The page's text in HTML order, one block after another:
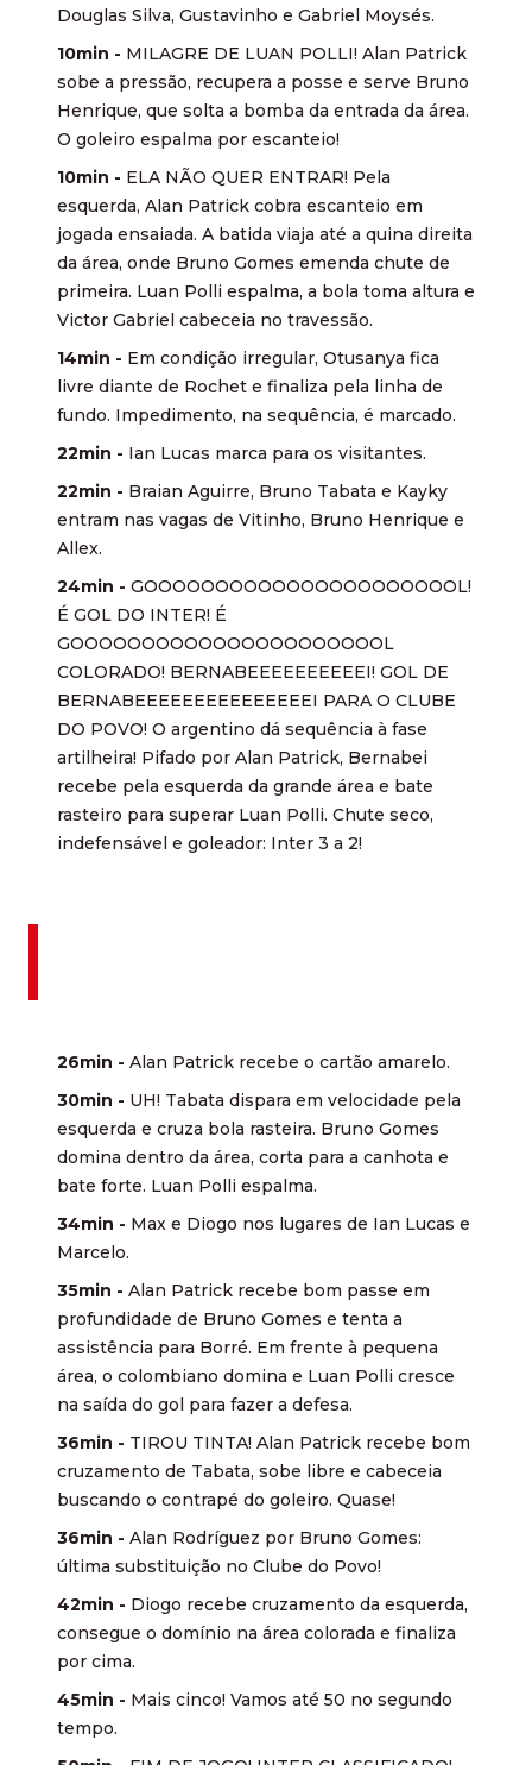
Douglas Silva, Gustavinho e Gabriel Moysés.
10min - MILAGRE DE LUAN POLLI! Alan Patrick
sobe a pressão, recupera a posse e serve Bruno
Henrique, que solta a bomba da entrada da área.
O goleiro espalma por escanteio!
10min - ELA NÃO QUER ENTRAR! Pela
esquerda, Alan Patrick cobra escanteio em
jogada ensaiada. A batida viaja até a quina direita
da área, onde Bruno Gomes emenda chute de
primeira. Luan Polli espalma, a bola toma altura e
Victor Gabriel cabeceia no travessão.
14min - Em condição irregular, Otusanya fica
livre diante de Rochet e finaliza pela linha de
fundo. Impedimento, na sequência, é marcado.
22min - Ian Lucas marca para os visitantes.
22min - Braian Aguirre, Bruno Tabata e Kayky
entram nas vagas de Vitinho, Bruno Henrique e
Allex.
24min - GOOOOOOOOOOOOOOOOOOOOOOL!
É GOL DO INTER! É
GOOOOOOOOOOOOOOOOOOOOOOL
COLORADO! BERNABEEEEEEEEEEI! GOL DE
BERNABEEEEEEEEEEEEEEEI PARA O CLUBE
DO POVO! O argentino dá sequência à fase
artilheira! Pifado por Alan Patrick, Bernabei
recebe pela esquerda da grande área e bate
rasteiro para superar Luan Polli. Chute seco,
indefensável e goleador: Inter 3 a 2!
26min - Alan Patrick recebe o cartão amarelo.
30min - UH! Tabata dispara em velocidade pela
esquerda e cruza bola rasteira. Bruno Gomes
domina dentro da área, corta para a canhota e
bate forte. Luan Polli espalma.
34min - Max e Diogo nos lugares de Ian Lucas e
Marcelo.
35min - Alan Patrick recebe bom passe em
profundidade de Bruno Gomes e tenta a
assistência para Borré. Em frente à pequena
área, o colombiano domina e Luan Polli cresce
na saída do gol para fazer a defesa.
36min - TIROU TINTA! Alan Patrick recebe bom
cruzamento de Tabata, sobe libre e cabeceia
buscando o contrapé do goleiro. Quase!
36min - Alan Rodríguez por Bruno Gomes:
última substituição no Clube do Povo!
42min - Diogo recebe cruzamento da esquerda,
consegue o domínio na área colorada e finaliza
por cima.
45min - Mais cinco! Vamos até 50 no segundo
tempo.